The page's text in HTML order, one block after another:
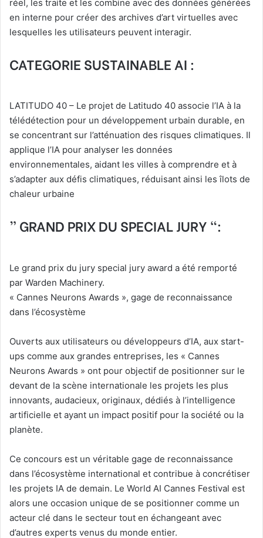
réel, les traite et les combine avec des données générées
en interne pour créer des archives d’art virtuelles avec
lesquelles les utilisateurs peuvent interagir.
CATEGORIE SUSTAINABLE AI :
LATITUDO 40 – Le projet de Latitudo 40 associe l’IA à la
télédétection pour un développement urbain durable, en
se concentrant sur l’atténuation des risques climatiques. Il
applique l’IA pour analyser les données
environnementales, aidant les villes à comprendre et à
s’adapter aux défis climatiques, réduisant ainsi les îlots de
chaleur urbaine
” GRAND PRIX DU SPECIAL JURY “:
Le grand prix du jury special jury award a été remporté
par Warden Machinery.
« Cannes Neurons Awards », gage de reconnaissance
dans l’écosystème
Ouverts aux utilisateurs ou développeurs d’IA, aux start-
ups comme aux grandes entreprises, les « Cannes
Neurons Awards » ont pour objectif de positionner sur le
devant de la scène internationale les projets les plus
innovants, audacieux, originaux, dédiés à l’intelligence
artificielle et ayant un impact positif pour la société ou la
planète.
Ce concours est un véritable gage de reconnaissance
dans l’écosystème international et contribue à concrétiser
les projets IA de demain. Le World AI Cannes Festival est
alors une occasion unique de se positionner comme un
acteur clé dans le secteur tout en échangeant avec
d’autres experts venus du monde entier.